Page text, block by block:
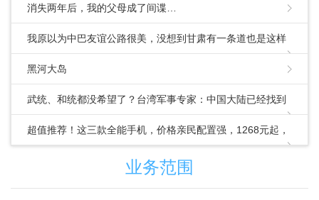
消失两年后，我的父母成了间谍…
我原以为中巴友谊公路很美，没想到甘肃有一条道也是这样
的
黑河大岛
武统、和统都没希望了？台湾军事专家：中国大陆已经找到
第三条路
超值推荐！这三款全能手机，价格亲民配置强，1268元起，
业务范围